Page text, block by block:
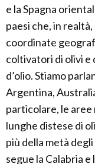
e la Spagna
paesi che, in
coordinate
coltivatori di olivi e
d’olio. Stiamo
Argentina,
particolare, le
lunghe distese di
più della metà
segue la Calabria e